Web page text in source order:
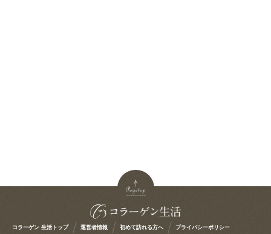
コラーゲン 生活トップ 運営者情報 初めて訪れる方へ プライバシーポリシー